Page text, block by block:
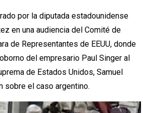
por la diputada estadounidense
en una audiencia del Comité de
de Representantes de EEUU, donde
del empresario Paul Singer al
de Estados Unidos, Samuel
sobre el caso argentino.